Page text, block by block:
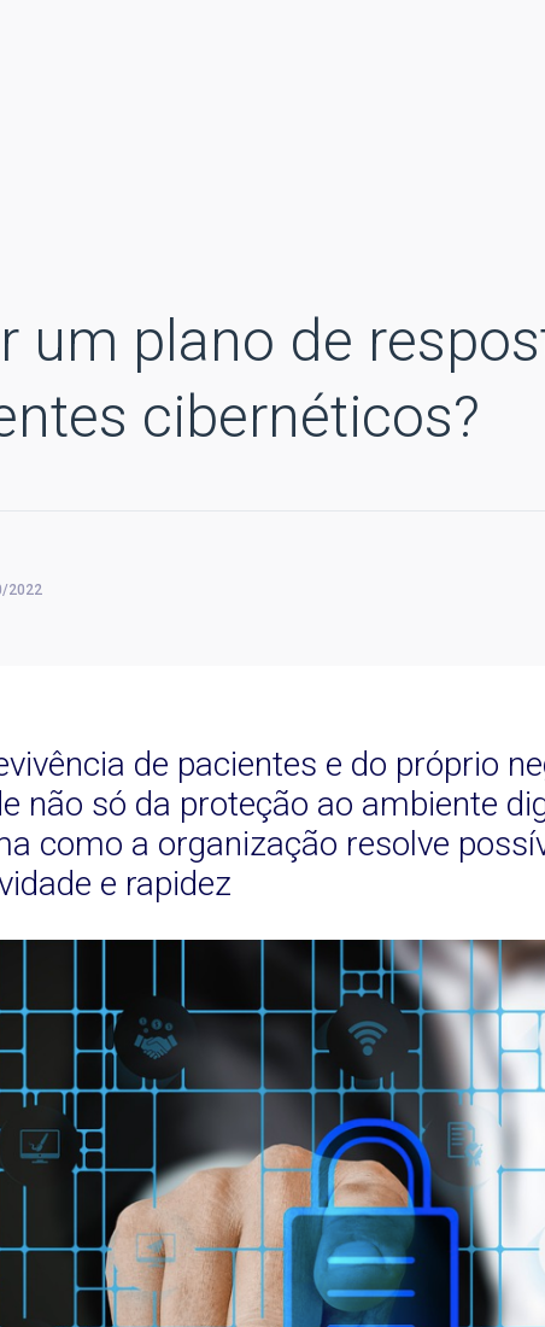
um plano de
cibernéticos?
2022
de pacientes e do próprio
não só da proteção ao ambiente
como a organização resolve
e rapidez